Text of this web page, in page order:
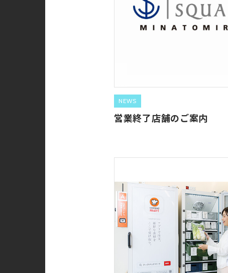
NEWS
営業終了店舗のご案内